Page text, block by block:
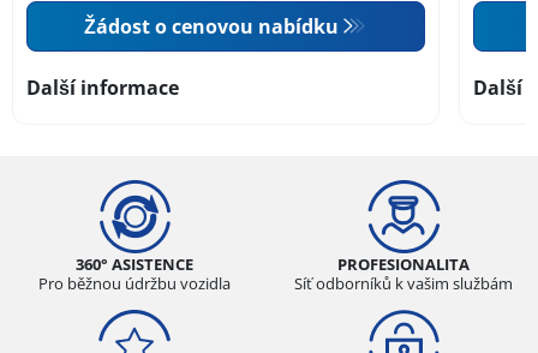
Žádost o cenovou nabídku
Další informace Další
360° ASISTENCE
Pro běžnou údržbu vozidla
PROFESIONALITA
Síť odborníků k vašim službám